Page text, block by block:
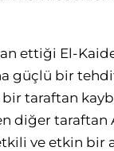
ettiği El-
güçlü bir
bir taraftan
diğer taraftan
ve etkin bir